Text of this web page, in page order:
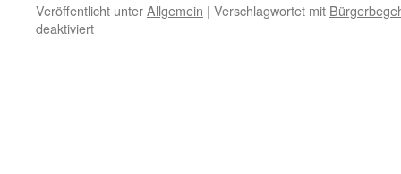
Veröffentlicht unterAllgemein | Verschlagwortet mit
deaktiviertfür